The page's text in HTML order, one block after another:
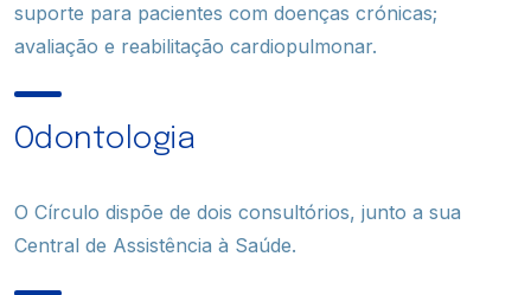
suporte para pacientes com doenças crónicas;
avaliação e reabilitação cardiopulmonar.
Odontologia
O Círculo dispõe de dois consultórios, junto a sua
Central de Assistência à Saúde.